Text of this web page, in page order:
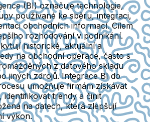
(BI) označuje technologie,
používané ke sběru, integraci,
obchodních informací. Cílem
rozhodování v podnikání.
historické, aktuální a
na obchodní operace, často s
z datového skladu
jiných zdrojů. Integrace BI do
umožňuje firmám získávat
identifikovat trendy a činit
na datech, která zlepšují
výkon.